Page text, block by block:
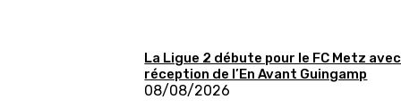
La Ligue 2 débute pour le FC Metz
réception de l’En Avant Guingamp
08/08/2026